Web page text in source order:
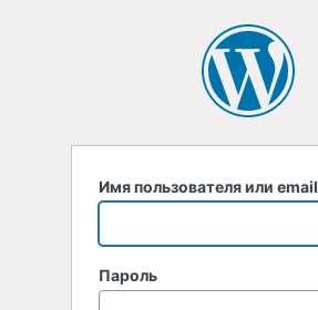
Имя пользователя или email
Пароль